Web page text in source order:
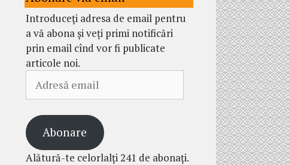
Introduceți adresa de email pentru
a vă abona și veți primi notificări
prin email cînd vor fi publicate
articole noi.
email
Abonare
Alătură-te celorlalți 241 de abonați.